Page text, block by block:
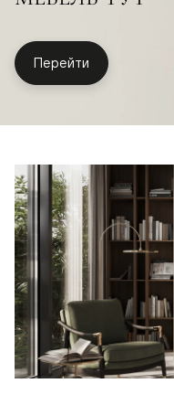
Перейти